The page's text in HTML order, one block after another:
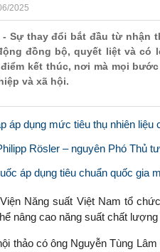
2025
- Sự thay đổi bắt đầu từ nhận
đồng bộ, quyết liệt và có
kết thúc, nơi mà mọi
và xã hội.
áp dụng mức tiêu thụ nhiên
Rösler – nguyên Phó Thủ
áp dụng tiêu chuẩn quốc gia
Năng suất Việt Nam tổ
nâng cao năng suất chất lượng
thảo có ông Nguyễn Tùng